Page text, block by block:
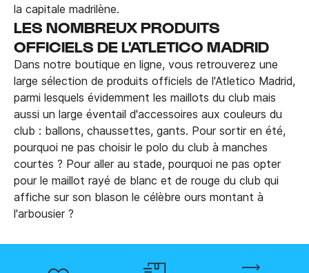
la capitale madrilène.
LES NOMBREUX PRODUITS
OFFICIELS DE L'ATLETICO MADRID
Dans notre boutique en ligne, vous retrouverez une
large sélection de produits officiels de l'Atletico Madrid,
parmi lesquels évidemment les maillots du club mais
aussi un large éventail d'accessoires aux couleurs du
club : ballons, chaussettes, gants. Pour sortir en été,
pourquoi ne pas choisir le polo du club à manches
courtes ? Pour aller au stade, pourquoi ne pas opter
pour le maillot rayé de blanc et de rouge du club qui
affiche sur son blason le célèbre ours montant à
l'arbousier ?